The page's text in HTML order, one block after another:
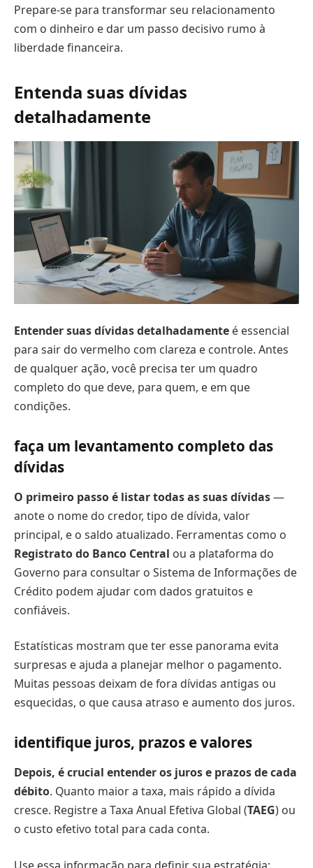
Prepare-se para transformar seu relacionamento
com o dinheiro e dar um passo decisivo rumo à
liberdade financeira.
Entenda suas dívidas
detalhadamente
Entender suas dívidas detalhadamente é essencial
para sair do vermelho com clareza e controle. Antes
de qualquer ação, você precisa ter um quadro
completo do que deve, para quem, e em que
condições.
faça um levantamento completo das
dívidas
O primeiro passo é listar todas as suas dívidas—
anote o nome do credor, tipo de dívida, valor
principal, e o saldo atualizado. Ferramentas como o
Registrato do Banco Central ou a plataforma do
Governo para consultar o Sistema de Informações de
Crédito podem ajudar com dados gratuitos e
confiáveis.
Estatísticas mostram que ter esse panorama evita
surpresas e ajuda a planejar melhor o pagamento.
Muitas pessoas deixam de fora dívidas antigas ou
esquecidas, o que causa atraso e aumento dos juros.
identifique juros, prazos e valores
Depois, é crucial entender os juros e prazos de cada
débito. Quanto maior a taxa, mais rápido a dívida
cresce. Registre a Taxa Anual Efetiva Global (TAEG) ou
o custo efetivo total para cada conta.